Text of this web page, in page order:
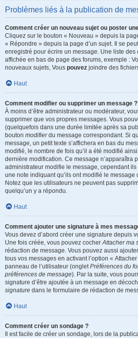
Problèmes liés à la publication de
Comment créer un nouveau sujet ou poster
Cliquez sur le bouton « Nouveau » depuis la
« Répondre » depuis la page d’un sujet. Il se
enregistré pour écrire un message. Une liste
affichée en bas de page des forums, exemple :
nouveaux sujets, Vous pouvez joindre des
Haut
Comment modifier ou supprimer un message ?
À moins d’être administrateur ou modérateur,
supprimer que vos propres messages. Vous
(quelquefois dans une durée limitée après sa
bouton modifierdu message correspondant. Si
message, un petit texte s’affichera en bas du
modifié, le nombre de fois qu’il a été modifié
dernière modification. Ce message n’apparaîtra
administrateur modifie le message, cependant
une note indiquant qu’ils ont modifié le
Notez que les utilisateurs ne peuvent pas
quelqu’un y a répondu.
Haut
Comment ajouter une signature à mes
Vous devez d’abord créer une signature depuis
Une fois créée, vous pouvez cocherAttacher ma
rédaction de message. Vous pouvez aussi
tous vos messages en activant l’option «
panneau de l’utilisateur (ongletPréférences du
préférences de message). Par la suite, vous
signature d’être ajoutée à un message en
signature dans le formulaire de rédaction de
Haut
Comment créer un sondage ?
Il est facile de créer un sondage, lors de la